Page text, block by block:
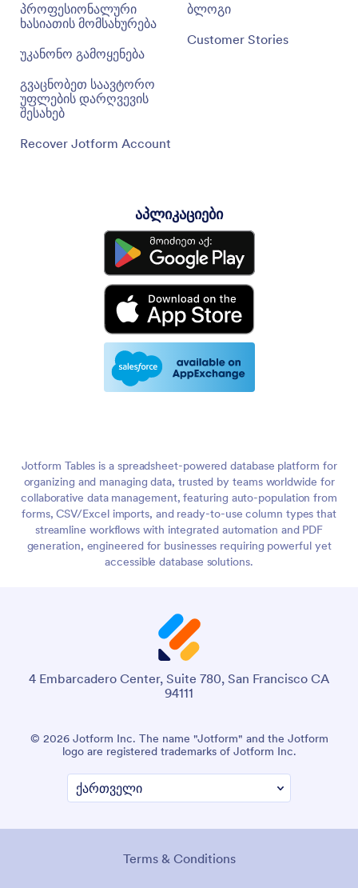
პროფესიონალური
ხასიათის მომსახურება
უკანონო გამოყენება
გვაცნობეთ საავტორო
უფლების დარღვევის
შესახებ
Recover Jotform Account
ბლოგი
Customer Stories
აპლიკაციები
Jotform Tables is a spreadsheet-powered database platform for
organizing and managing data, trusted by teams worldwide for
collaborative data management, featuring auto-population from
forms, CSV/Excel imports, and ready-to-use column types that
streamline workflows with integrated automation and PDF
generation, engineered for businesses requiring powerful yet
accessible database solutions.
4 Embarcadero Center, Suite 780, San Francisco CA
94111
© 2026 Jotform Inc. The name "Jotform" and the Jotform
logo are registered trademarks of Jotform Inc.
Terms & Conditions